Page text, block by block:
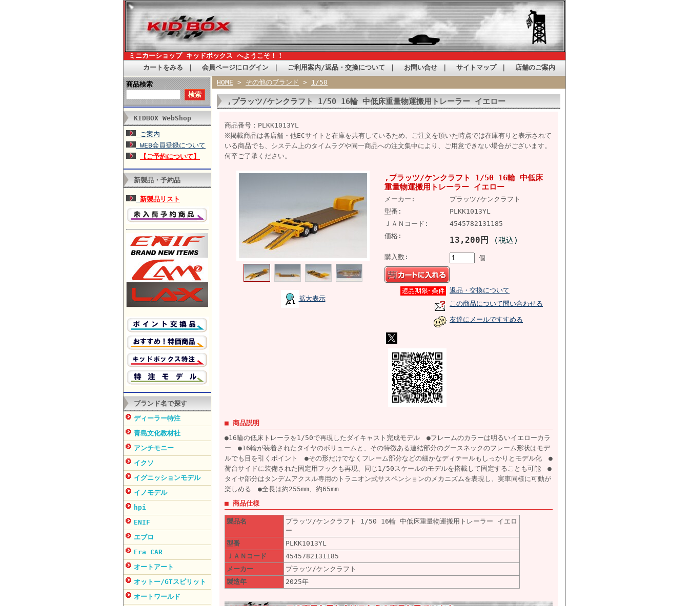
ミニカーショップ キッドボックス へようこそ！！
カートをみる
会員ページにログイン ご利用案内/返品・交換について お問い合せ サイトマップ｜ 店舗のご案内
商品検索
KIDBOX WebShop
ご案内
WEB会員登録について
【ご予約について】
新製品・予約品
新製品リスト
ブランド名で探す
ディーラー特注
青島文化教材社
アンチモニー
イクソ
イグニッションモデル
イノモデル
hpi
ENIF
エブロ
Era CAR
オートアート
オットー/GTスピリット
オートワールド
HOME > その他のブランド > 1/50
,プラッツ/ケンクラフト 1/50 16輪 中低床重量物運搬用トレーラー イエロー
商品番号：PLKK1013YL
※掲載商品は各店舗・他ECサイトと在庫を共有しているため、ご注文を頂いた時点では在庫有りと表示されて
いる商品でも、システム上のタイムラグや同一商品への注文集中により、ご用意できない場合がございます。
何卒ご了承ください。
拡大表示
,プラッツ/ケンクラフト 1/50 16輪 中低床
重量物運搬用トレーラー イエロー
メーカー:
プラッツ/ケンクラフト
型番:
PLKK1013YL
ＪＡＮコード:
4545782131185
価格:
13,200円 (税込)
購入数: 個
返品・交換について
この商品について問い合わせる
友達にメールですすめる
■ 商品説明
●16輪の低床トレーラを1/50で再現したダイキャスト完成モデル ●フレームのカラーは明るいイエローカラ
ー ●16輪が装着されたタイヤのボリュームと、その特徴ある連結部分のグースネックのフレーム形状はモデ
ルでも目を引くポイント ●その形だけでなくフレーム部分などの細かなディテールもしっかりとモデル化 ●
荷台サイドに装備された固定用フックも再現、同じ1/50スケールのモデルを搭載して固定することも可能 ●
タイヤ部分はタンデムアクスル専用のトラニオン式サスペンションのメカニズムを表現し、実車同様に可動が
楽しめる ●全長は約255mm、約65mm
■ 商品仕様
製品名
プラッツ/ケンクラフト 1/50 16輪 中低床重量物運搬用トレーラー イエロ
ー
型番
PLKK1013YL
ＪＡＮコード
4545782131185
メーカー
プラッツ/ケンクラフト
製造年
2025年